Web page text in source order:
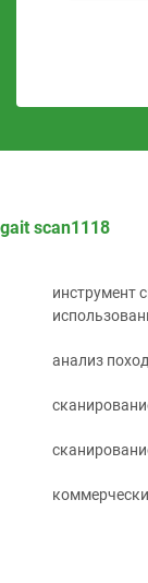
gait scan1118
инструмент
анализ